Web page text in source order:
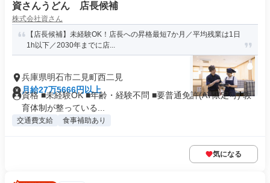
資さんうどん 店長候補
株式会社資さん
【店長候補】未経験OK！店長への昇格最短7か月／平均残業は1日
1h以下／2030年までに店...
兵庫県明石市二見町西二見
月給27万5666円以上
資格 ■未経験OK ■年齢・経験不問 ■要普通免許(AT限定可) 教
育体制が整っている...
交通費支給 食事補助あり
気になる